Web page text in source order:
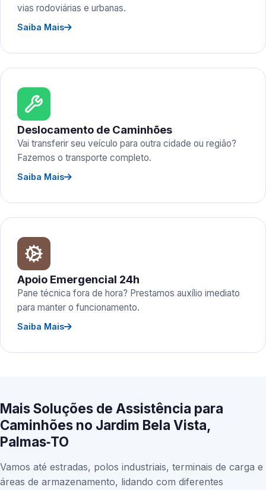
vias rodoviárias e urbanas.
Saiba Mais
Deslocamento de Caminhões
Vai transferir seu veículo para outra cidade ou região?
Fazemos o transporte completo.
Saiba Mais
Apoio Emergencial 24h
Pane técnica fora de hora? Prestamos auxílio imediato
para manter o funcionamento.
Saiba Mais
Mais Soluções de Assistência para
Caminhões no Jardim Bela Vista,
Palmas‑TO
Vamos até estradas, polos industriais, terminais de carga e
áreas de armazenamento, lidando com diferentes